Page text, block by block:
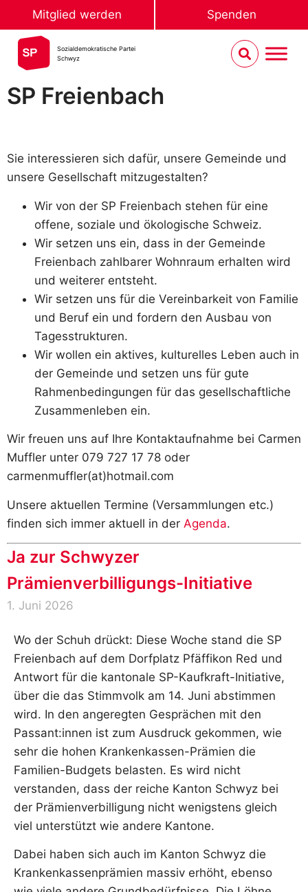
Mitglied werden Spenden
Sozialdemokratische Partei
Schwyz
SP Freienbach
Sie interessieren sich dafür, unsere Gemeinde und
unsere Gesellschaft mitzugestalten?
Wir von der SP Freienbach stehen für eine
offene, soziale und ökologische Schweiz.
Wir setzen uns ein, dass in der Gemeinde
Freienbach zahlbarer Wohnraum erhalten wird
und weiterer entsteht.
Wir setzen uns für die Vereinbarkeit von Familie
und Beruf ein und fordern den Ausbau von
Tagesstrukturen.
Wir wollen ein aktives, kulturelles Leben auch in
der Gemeinde und setzen uns für gute
Rahmenbedingungen für das gesellschaftliche
Zusammenleben ein.
Wir freuen uns auf Ihre Kontaktaufnahme bei Carmen
Muffler unter 079 727 17 78 oder
carmenmuffler(at)hotmail.com
Unsere aktuellen Termine (Versammlungen etc.)
finden sich immer aktuell in der Agenda.
Ja zur Schwyzer
Prämienverbilligungs-Initiative
1. Juni 2026
Wo der Schuh drückt: Diese Woche stand die SP
Freienbach auf dem Dorfplatz Pfäffikon Red und
Antwort für die kantonale SP-Kaufkraft-Initiative,
über die das Stimmvolk am 14. Juni abstimmen
wird. In den angeregten Gesprächen mit den
Passant:innen ist zum Ausdruck gekommen, wie
sehr die hohen Krankenkassen-Prämien die
Familien-Budgets belasten. Es wird nicht
verstanden, dass der reiche Kanton Schwyz bei
der Prämienverbilligung nicht wenigstens gleich
viel unterstützt wie andere Kantone.
Dabei haben sich auch im Kanton Schwyz die
Krankenkassenprämien massiv erhöht, ebenso